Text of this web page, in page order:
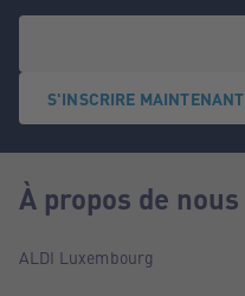
S'INSCRIRE MAINTENANT
À propos de nous
ALDI Luxembourg